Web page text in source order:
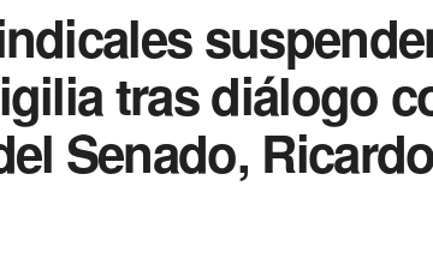
tras diálogo
Senado,